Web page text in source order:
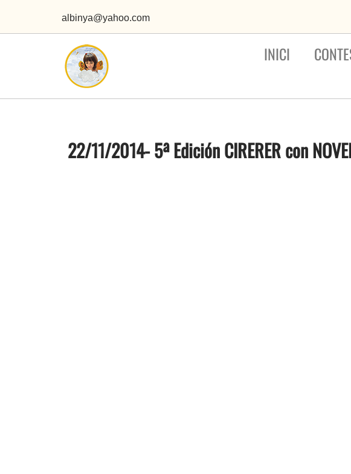
albinya@yahoo.com
INICI
22/11/2014- 5ª Edición CIRERER con